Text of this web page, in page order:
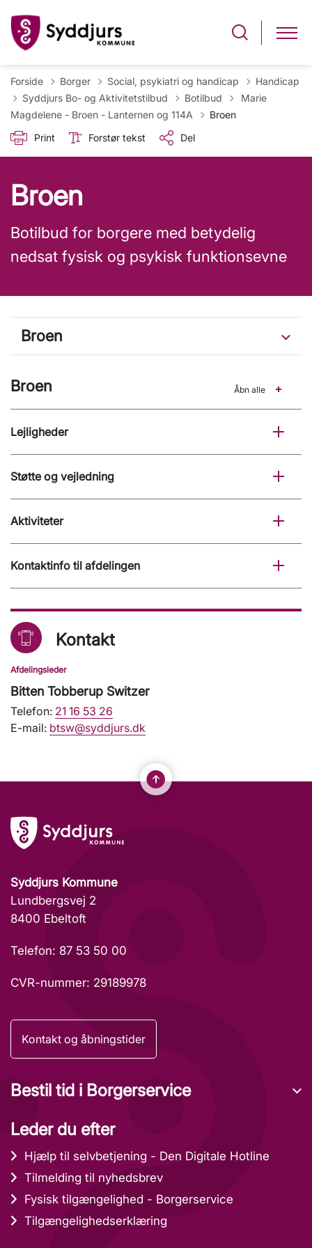
Forside Borger Social, psykiatri og handicap
Handicap
Syddjurs Bo- og Aktivitetstilbud
Botilbud Tilbage til
Marie
Magdelene - Broen - Lanternen og 114A
Broen
Print
Forstør tekst Del
Broen
Botilbud for borgere med betydelig
nedsat fysisk og psykisk funktionsevne
Broen
Broen Åbn alle
Lejligheder
Støtte og vejledning
Aktiviteter
Kontaktinfo til afdelingen
Kontakt
Afdelingsleder
Bitten Tobberup Switzer
Telefon: 21 16 53 26
E-mail: btsw@syddjurs.dk
Syddjurs Kommune
Lundbergsvej 2
8400 Ebeltoft
Telefon: 87 53 50 00
CVR-nummer: 29189978
Kontakt og åbningstider
Bestil tid i Borgerservice
Leder du efter
Hjælp til selvbetjening - Den Digitale Hotline
Tilmelding til nyhedsbrev
Fysisk tilgængelighed - Borgerservice
Tilgængelighedserklæring